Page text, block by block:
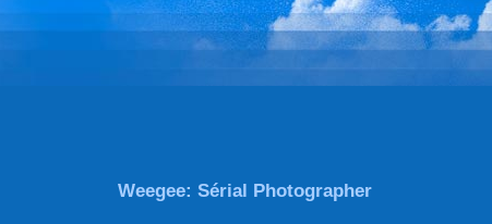
Weegee: Sérial Photographer